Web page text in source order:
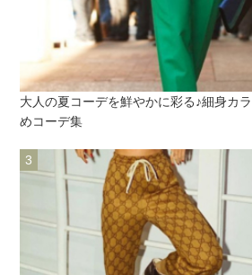
大人の夏コーデを鮮やかに彩る♪細身カ
めコーデ集